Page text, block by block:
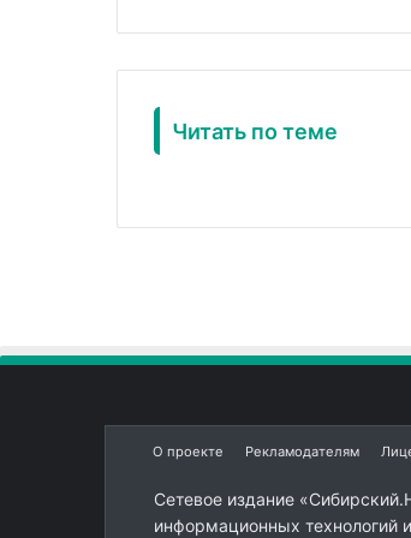
Читать по теме
О проекте Рекламодателям
Сетевое издание
информационных технологий